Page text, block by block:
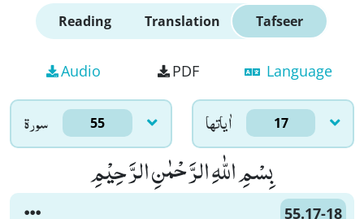
Reading Translation Tafseer
Audio PDF Language
سورۃ 55 اٰياتها 17
بِسْمِ اللّٰهِ الرَّحْمٰنِ الرَّحِیْمِ
55.17-18